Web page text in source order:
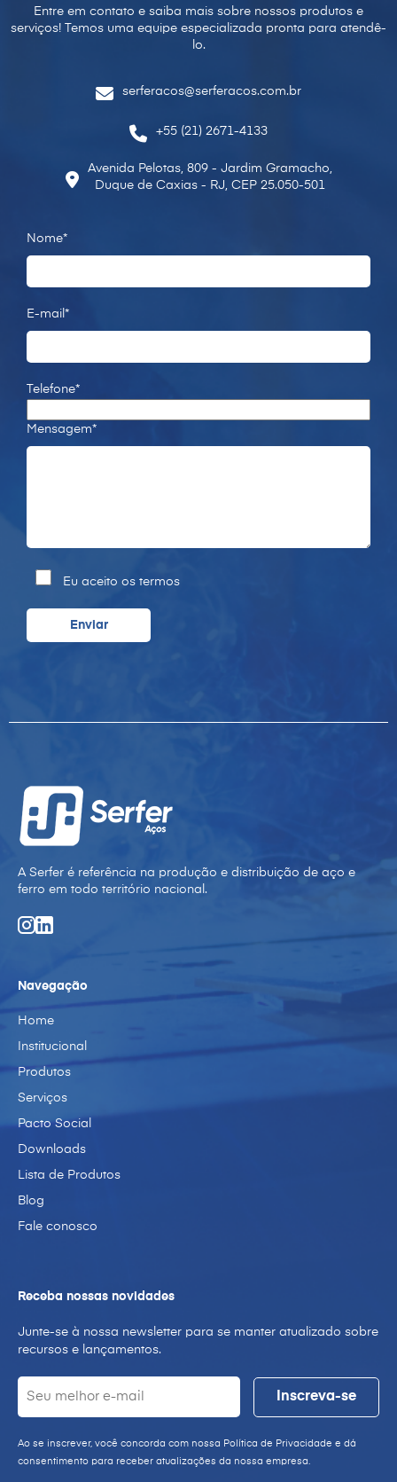
Entre em contato e saiba mais sobre nossos produtos e
serviços! Temos uma equipe especializada pronta para atendê-
lo.
serferacos@serferacos.com.br
+55 (21) 2671-4133
Avenida Pelotas, 809 - Jardim Gramacho,
Duque de Caxias - RJ, CEP 25.050-501
Nome*
E-mail*
Telefone*
Mensagem*
Eu aceito os termos
A Serfer é referência na produção e distribuição de aço e
ferro em todo território nacional.
Navegação
Home
Institucional
Produtos
Serviços
Pacto Social
Downloads
Lista de Produtos
Blog
Fale conosco
Receba nossas novidades
Junte-se à nossa newsletter para se manter atualizado sobre
recursos e lançamentos.
Ao se inscrever, você concorda com nossa Política de Privacidade e dá
consentimento para receber atualizações da nossa empresa.